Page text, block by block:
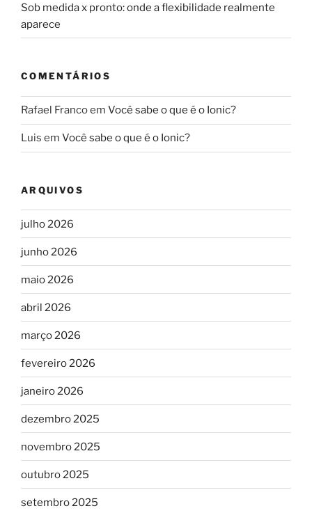
Sob medida x pronto: onde a flexibilidade realmente
aparece
COMENTÁRIOS
Rafael Francoem Você sabe o que é o Ionic?
Luis em Você sabe o que é o Ionic?
ARQUIVOS
julho 2026
junho 2026
maio 2026
abril 2026
março 2026
fevereiro 2026
janeiro 2026
dezembro 2025
novembro 2025
outubro 2025
setembro 2025